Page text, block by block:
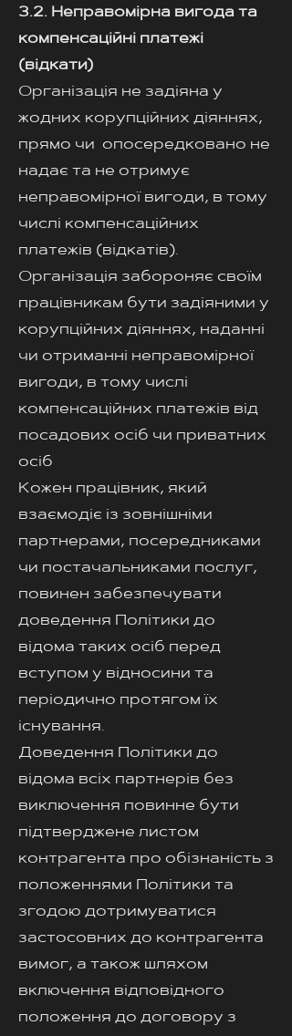
3.2. Неправомірна вигода та
компенсаційні платежі
(відкати)
Організація не задіяна у
жодних корупційних діяннях,
прямо чи опосередковано не
надає та не отримує
неправомірної вигоди, в тому
числі компенсаційних
платежів (відкатів).
Організація забороняє своїм
працівникам бути задіяними у
корупційних діяннях, наданні
чи отриманні неправомірної
вигоди, в тому числі
компенсаційних платежів від
посадових осіб чи приватних
осіб
Кожен працівник, який
взаємодіє із зовнішніми
партнерами, посередниками
чи постачальниками послуг,
повинен забезпечувати
доведення Політики до
відома таких осіб перед
вступом у відносини та
періодично протягом їх
існування.
Доведення Політики до
відома всіх партнерів без
виключення повинне бути
підтверджене листом
контрагента про обізнаність з
положеннями Політики та
згодою дотримуватися
застосовних до контрагента
вимог, а також шляхом
включення відповідного
положення до договору з